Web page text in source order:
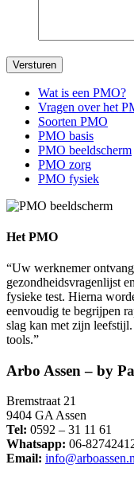
Versturen
Primary
Sidebar
Wat is een PMO?
Vragen over het
Soorten PMO
PMO basis
PMO beeldscherm
PMO zorg
PMO fysiek
Het PMO
“Uw werknemer
gezondheidsvragenlijst
fysieke test. Hierna
eenvoudig te begrijpen
slag kan met zijn
tools.”
Footer
Arbo Assen – by
Bremstraat 21
9404 GA Assen
Tel: 0592 – 31 11 61
Whatsapp: 06-
Email: